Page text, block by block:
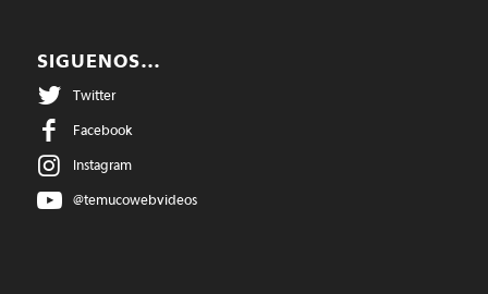
SIGUENOS…
Twitter
Facebook
Instagram
@temucowebvideos